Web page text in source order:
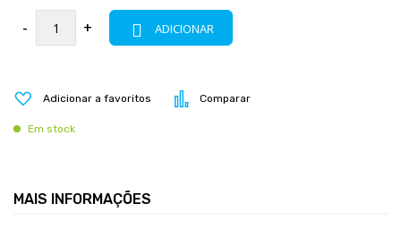
- + ADICIONAR
Adicionar a favoritos Comparar
Em stock
MAIS INFORMAÇÕES